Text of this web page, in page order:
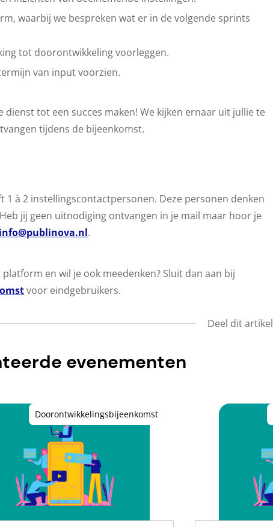
waarbij we bespreken wat er in de volgende sprints
tot doorontwikkeling voorleggen.
van input voorzien.
dienst tot een succes maken! We kijken ernaar uit jullie te
tijdens de bijeenkomst.
1 à 2 instellingscontactpersonen. Deze personen denken
jij geen uitnodiging ontvangen in je mail maar hoor je
info@publinova.nl.
en wil je ook meedenken? Sluit dan aan bij
voor eindgebruikers.
Deel dit artikel
evenementen
Doorontwikkelingsbijeenkomst